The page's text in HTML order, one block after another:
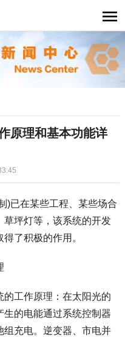
原理和基本功能详
在某些工程、某些场合
草坪灯等，该系统的开发
了积极的作用。
工作原理：在太阳光的
生的电能通过系统控制器
组充电。逆变器、市电并